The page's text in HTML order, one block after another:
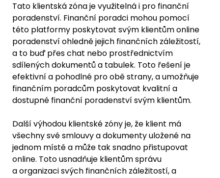
Tato klientská zóna je využitelná i pro finanční
poradenství. Finanční poradci mohou pomocí
této platformy poskytovat svým klientům online
poradenství ohledně jejich finančních záležitostí,
a to buď přes chat nebo prostřednictvím
sdílených dokumentů a tabulek. Toto řešení je
efektivní a pohodlné pro obě strany, a umožňuje
finančním poradcům poskytovat kvalitní a
dostupné finanční poradenství svým klientům.
Další výhodou klientské zóny je, že klient má
všechny své smlouvy a dokumenty uložené na
jednom místě a může tak snadno přistupovat
online. Toto usnadňuje klientům správu
a organizaci svých finančních záležitostí, a